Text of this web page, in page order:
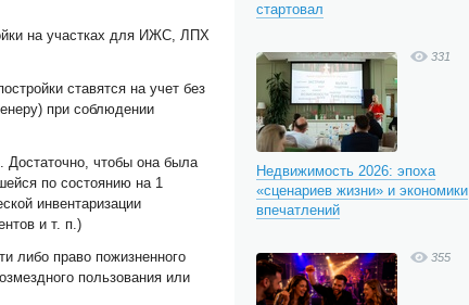
на участках для ИЖС, ЛПХ
ставятся на учет без
при соблюдении
Достаточно, чтобы она была
по состоянию на 1
инвентаризации
и т. п.)
либо право пожизненного
пользования или
стартовал
331
Недвижимость 2026: эпоха
«сценариев жизни» и экономики
впечатлений
355